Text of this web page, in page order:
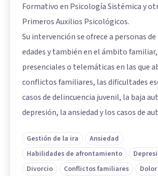
Formativo en Psicología Sistémica y
Primeros Auxilios Psicológicos.
Su intervención se ofrece a personas
edades y también en el ámbito
presenciales o telemáticas en las que
conflictos familiares, las dificultades
casos de delincuencia juvenil, la baja
depresión, la ansiedad y los casos de
Gestión de la ira
Ansiedad
Habilidades de afrontamiento
Divorcio
Conflictos familiares
Dolor